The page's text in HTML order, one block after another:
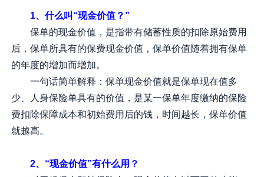
1、什么叫“现金价值？”
保单的现金价值，是指带有储蓄性质的扣除原始费用
后，保单所具有的保费现金价值，保单价值随着拥有保单
的年度的增加而增加。
一句话简单解释：保单现金价值就是保单现在值多
少、人身保险单具有的价值，是某一保单年度缴纳的保险
费扣除保障成本和初始费用后的钱，时间越长，保单价值
就越高。
2、“现金价值”有什么用？